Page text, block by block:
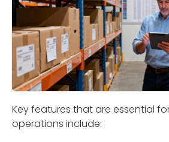
Key features that are essential
operations include: